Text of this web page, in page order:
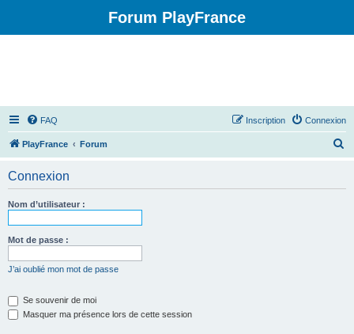
Forum PlayFrance
FAQ Connexion
Inscription
PlayFrance Forum
Connexion
Nom d’utilisateur :
Mot de passe :
J’ai oublié mon mot de passe
Se souvenir de moi
Masquer ma présence lors de cette session